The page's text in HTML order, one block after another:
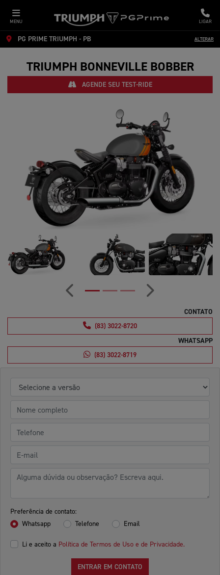
MENU LIGAR
PG PRIME TRIUMPH - PB ALTERAR
TRIUMPH BONNEVILLE BOBBER
AGENDE SEU TEST-RIDE
Preferência de contato:
Whatsapp
Telefone Email
Li e aceito a Política de Termos de Uso e de Privacidade.
ENTRAR EM CONTATO
Anterior
Anterior Próximo
CONTATO
(83) 3022-8720
WHATSAPP
(83) 3022-8719